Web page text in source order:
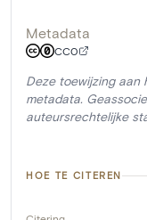
Metadata
CC0
Deze toewijzing aan
metadata.
auteursrechtelijke
HOE TE CITEREN